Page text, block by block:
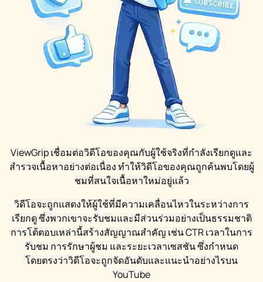
ViewGrip เชื่อมต่อวิดีโอของคุณกับผู้ใช้จริงที่กำลังเรียกดูและ
สำรวจเนื้อหาอย่างต่อเนื่อง ทำให้วิดีโอของคุณถูกค้นพบโดยผู้
ชมที่สนใจเนื้อหาใหม่อยู่แล้ว
วิดีโอจะถูกแสดงให้ผู้ใช้ที่มีความเคลื่อนไหวในระหว่างการ
เรียกดู ซึ่งพวกเขาจะรับชมและมีส่วนร่วมอย่างเป็นธรรมชาติ
การโต้ตอบเหล่านี้สร้างสัญญาณสำคัญ เช่น CTR เวลาในการ
รับชม การรักษาผู้ชม และระยะเวลาเซสชัน ซึ่งกำหนด
โดยตรงว่าวิดีโอจะถูกจัดอันดับและแนะนำอย่างไรบน
YouTube